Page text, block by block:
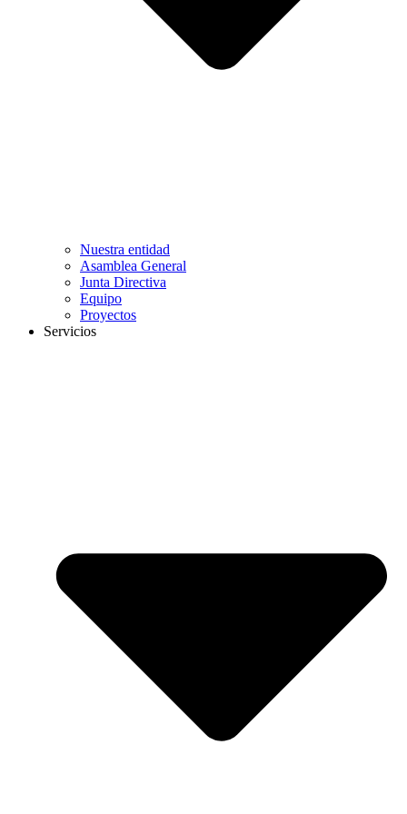
Nuestra entidad
Asamblea General
Junta Directiva
Equipo
Proyectos
Servicios